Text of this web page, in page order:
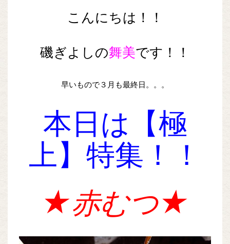
こんにちは！！
磯ぎよしの舞美です！！
早いもので３月も最終日。。。
本日は【極
上】特集！！
★赤むつ★